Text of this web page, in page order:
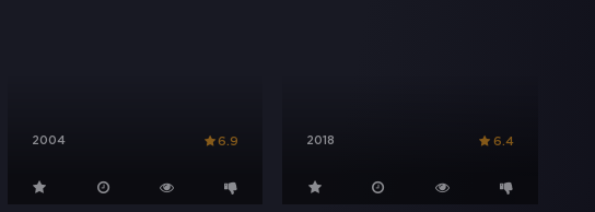
2004 6.9 2018 6.4